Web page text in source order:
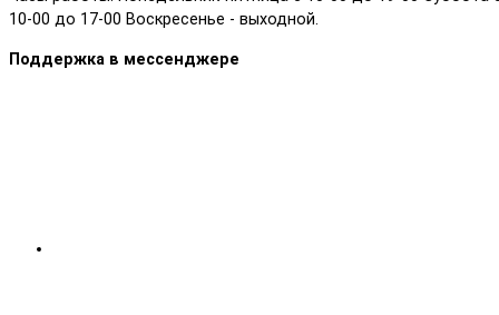
10-00 до 17-00 Воскресенье - выходной.
Поддержка в мессенджере